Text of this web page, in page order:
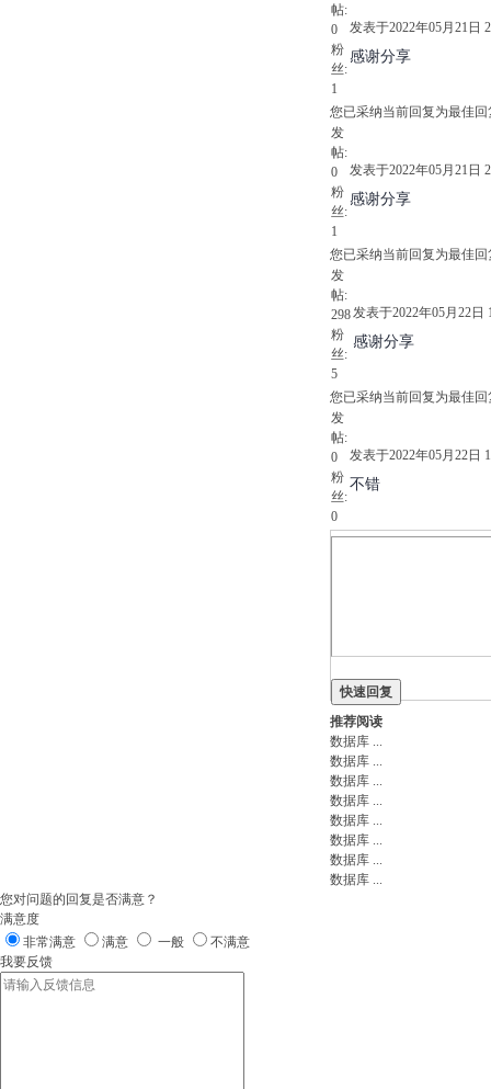
帖:
0
粉
丝:
1
发表于2022年05月21日
感谢分享
您已采纳当前回复为最佳回
发
帖:
0
粉
丝:
1
发表于2022年05月21日
感谢分享
您已采纳当前回复为最佳回
发
帖:
298
粉
丝:
5
发表于2022年05月22日
感谢分享
您已采纳当前回复为最佳回
发
帖:
0
粉
丝:
0
发表于2022年05月22日
不错
快速回复
推荐阅读
数据库 ...
数据库 ...
数据库 ...
数据库 ...
数据库 ...
数据库 ...
数据库 ...
数据库 ...
您对问题的回复是否满意？
满意度
非常满意
满意 一般
不满意
我要反馈